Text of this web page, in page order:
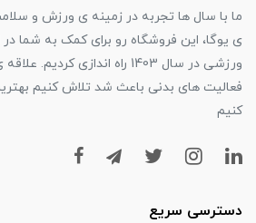
ما با سال ها تجربه در زمینه ی ورزش و
ی یوگا، این فروشگاه رو برای کمک به شما در
ورزشی در سال 1403 راه اندازی
فعالیت های بدنی باعث شد تلاش کنیم
کنیم
دسترسی سریع